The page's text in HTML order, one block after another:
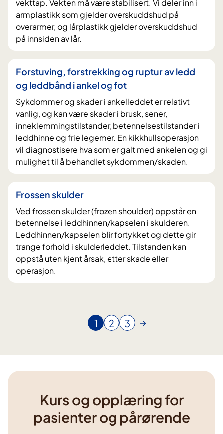
vekttap. Vekten må være stabilisert. Vi deler inn i
armplastikk som gjelder overskuddshud på
overarmer, og lårplastikk gjelder overskuddshud
på innsiden av lår.
Forstuving, forstrekking og ruptur av ledd
og leddbånd i ankel og fot
Sykdommer og skader i ankelleddet er relativt
vanlig, og kan være skader i brusk, sener,
inneklemmingstilstander, betennelsestilstander i
leddhinne og frie legemer. En kikkhullsoperasjon
vil diagnostisere hva som er galt med ankelen og gi
mulighet til å behandlet sykdommen/skaden.
Frossen skulder
Ved frossen skulder (frozen shoulder) oppstår en
betennelse i leddhinnen/kapselen i skulderen.
Leddhinnen/kapselen blir fortykket og dette gir
trange forhold i skulderleddet. Tilstanden kan
oppstå uten kjent årsak, etter skade eller
operasjon.
N
r
n
d
e
1
G
l
i
d
e
2
G
l
i
d
e
3
Kurs og opplæring for
pasienter og pårørende